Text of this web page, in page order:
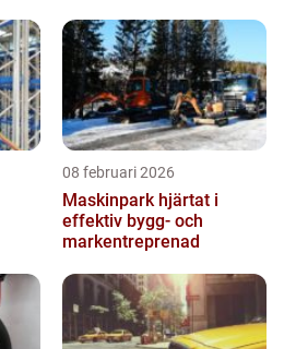
08 februari 2026
Maskinpark hjärtat i
effektiv bygg- och
markentreprenad